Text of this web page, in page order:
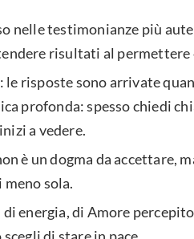
nelle testimonianze più
risultati al permettere
risposte sono arrivate
profonda: spesso chiedi
a vedere.
è un dogma da accettare,
sola.
di energia, di Amore